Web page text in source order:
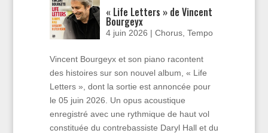
« Life Letters » de Vincent
Bourgeyx
4 juin 2026 |Chorus ,Tempo
Vincent Bourgeyx et son piano racontent
des histoires sur son nouvel album, « Life
Letters », dont la sortie est annoncée pour
le 05 juin 2026. Un opus acoustique
enregistré avec une rythmique de haut vol
constituée du contrebassiste Daryl Hall et du